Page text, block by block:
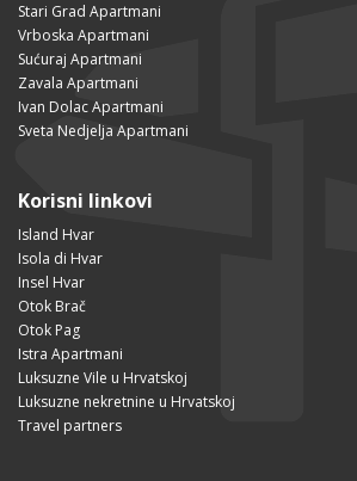
Stari Grad Apartmani
Vrboska Apartmani
Sućuraj Apartmani
Zavala Apartmani
Ivan Dolac Apartmani
Sveta Nedjelja Apartmani
Korisni linkovi
Island Hvar
Isola di Hvar
Insel Hvar
Otok Brač
Otok Pag
Istra Apartmani
Luksuzne Vile u Hrvatskoj
Luksuzne nekretnine u Hrvatskoj
Travel partners